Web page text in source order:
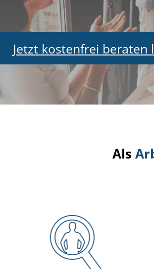
Jetzt kostenfrei beraten
Als